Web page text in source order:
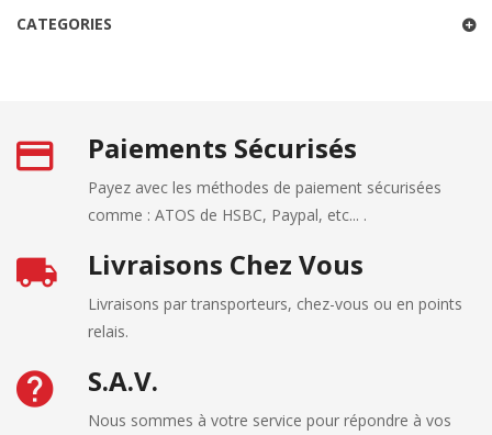
CATEGORIES
Paiements Sécurisés
Payez avec les méthodes de paiement sécurisées
comme : ATOS de HSBC, Paypal, etc... .
Livraisons Chez Vous
Livraisons par transporteurs, chez-vous ou en points
relais.
S.A.V.
Nous sommes à votre service pour répondre à vos